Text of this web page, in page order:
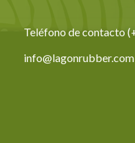
Teléfono de contacto
info@lagonrubber.com